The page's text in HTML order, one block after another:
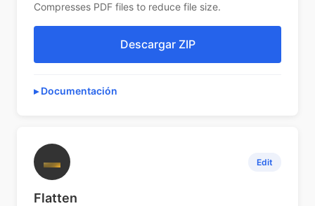
Compresses PDF files to reduce file size.
Descargar ZIP
Documentación
▬ Edit
Flatten